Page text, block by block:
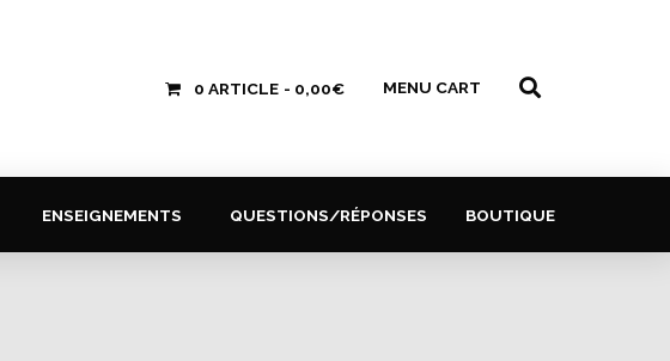
0 ARTICLE 0,00€ MENU CART
ENSEIGNEMENTS QUESTIONS/RÉPONSES BOUTIQUE